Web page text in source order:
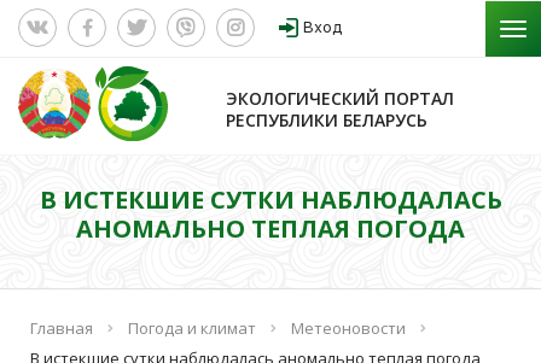
Вход
ЭКОЛОГИЧЕСКИЙ ПОРТАЛ
РЕСПУБЛИКИ БЕЛАРУСЬ
В ИСТЕКШИЕ СУТКИ НАБЛЮДАЛАСЬ
АНОМАЛЬНО ТЕПЛАЯ ПОГОДА
Главная Погода и климат
Метеоновости
В истекшие сутки наблюдалась аномально теплая погода